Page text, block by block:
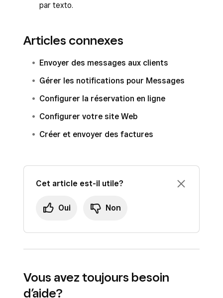
par texto.
Articles connexes
Envoyer des messages aux clients
Gérer les notifications pour Messages
Configurer la réservation en ligne
Configurer votre site Web
Créer et envoyer des factures
Cet article est-il utile?
Oui Non
Vous avez toujours besoin
d’aide?